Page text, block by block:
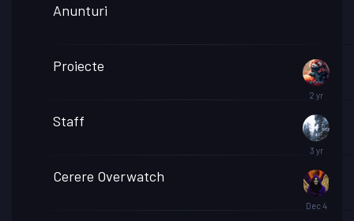
Anunturi
Proiecte
Staff
Cerere Overwatch